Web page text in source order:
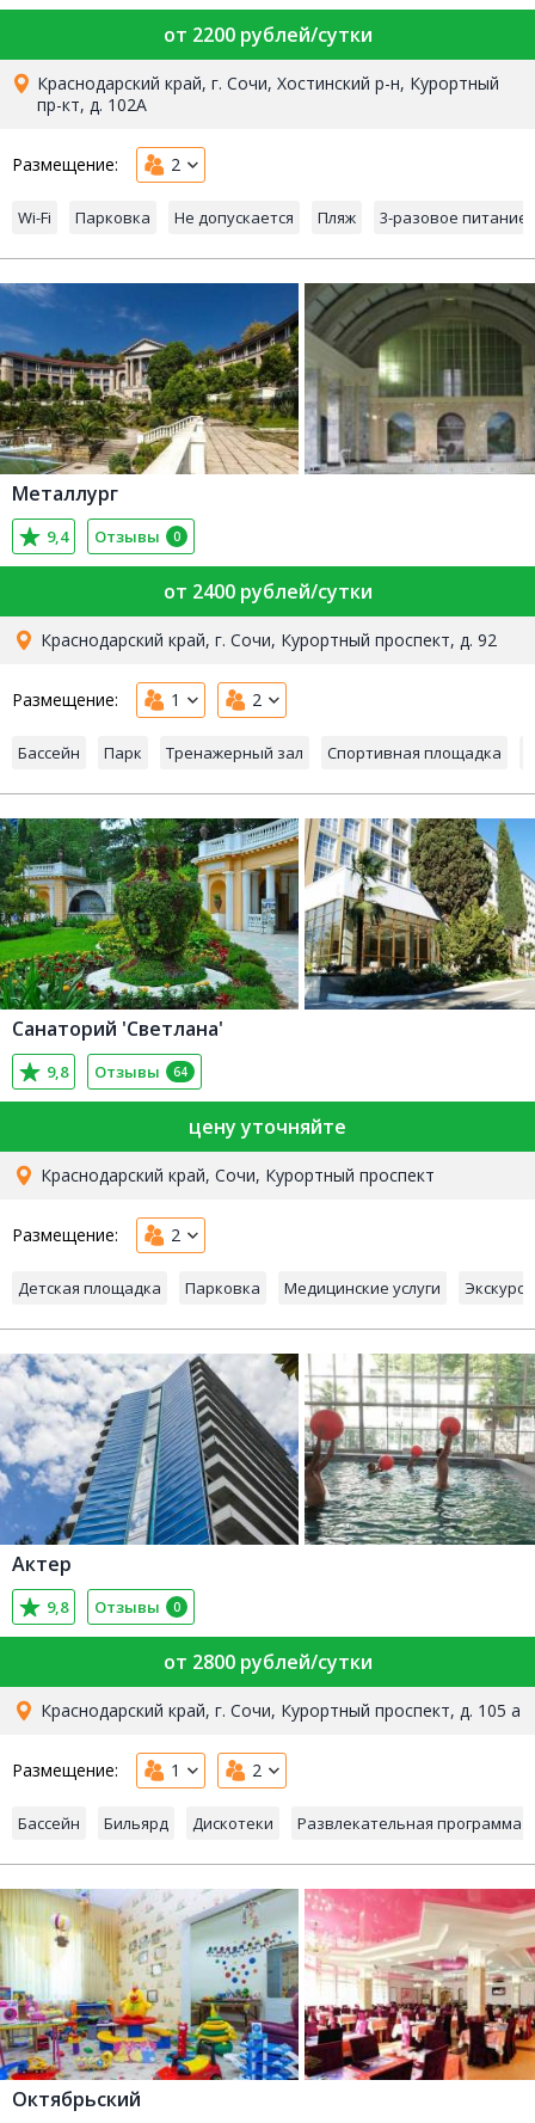
от 2200 рублей/сутки
Краснодарский край, г. Сочи, Хостинский р-н, Курортный
пр-кт, д. 102А
Размещение: 2
Wi-Fi Парковка Не допускается Пляж 3-разовое питание
Металлург
9,4 Отзывы 0
от 2400 рублей/сутки
Краснодарский край, г. Сочи, Курортный проспект, д. 92
Размещение: 1 2
Бассейн Парк Тренажерный зал Спортивная площадка
Санаторий 'Светлана'
9,8 Отзывы 64
цену уточняйте
Краснодарский край, Сочи, Курортный проспект
Размещение: 2
Детская площадка Парковка Медицинские услуги
Актер
9,8 Отзывы 0
от 2800 рублей/сутки
Краснодарский край, г. Сочи, Курортный проспект, д. 105 а
Размещение: 1 2
Бассейн Бильярд Дискотеки Развлекательная программа
Октябрьский